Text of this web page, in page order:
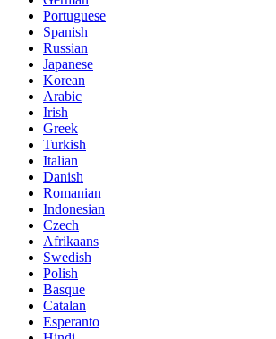
Portuguese
Spanish
Russian
Japanese
Korean
Arabic
Irish
Greek
Turkish
Italian
Danish
Romanian
Indonesian
Czech
Afrikaans
Swedish
Polish
Basque
Catalan
Esperanto